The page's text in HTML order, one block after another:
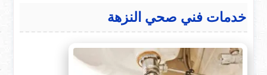
خدمات فني صحي النزهة